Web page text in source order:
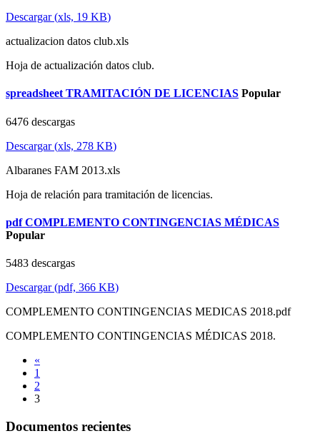
Descargar(xls, 19 KB)
actualizacion datos club.xls
Hoja de actualización datos club.
spreadsheet TRAMITACIÓN DE LICENCIAS Popular
6476 descargas
Descargar(xls, 278 KB)
Albaranes FAM 2013.xls
Hoja de relación para tramitación de licencias.
pdf COMPLEMENTO CONTINGENCIAS MÉDICAS
Popular
5483 descargas
Descargar(pdf, 366 KB)
COMPLEMENTO CONTINGENCIAS MEDICAS 2018.pdf
COMPLEMENTO CONTINGENCIAS MÉDICAS 2018.
«
1
2
3
Documentos recientes